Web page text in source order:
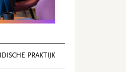
PRAKTIJK